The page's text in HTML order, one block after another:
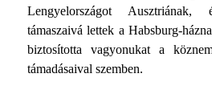
Lengyelországot Ausztriának,
támaszaivá lettek a Habsburg-
biztosította vagyonukat a
támadásaival szemben.